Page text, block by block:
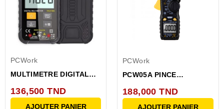
PCWork
MULTIMETRE DIGITAL
CALIBRE...
136,500 TND
AJOUTER PANIER
PCWork
PCW05A PINCE
PTS
188,000 TND
AJOUTER PANIER